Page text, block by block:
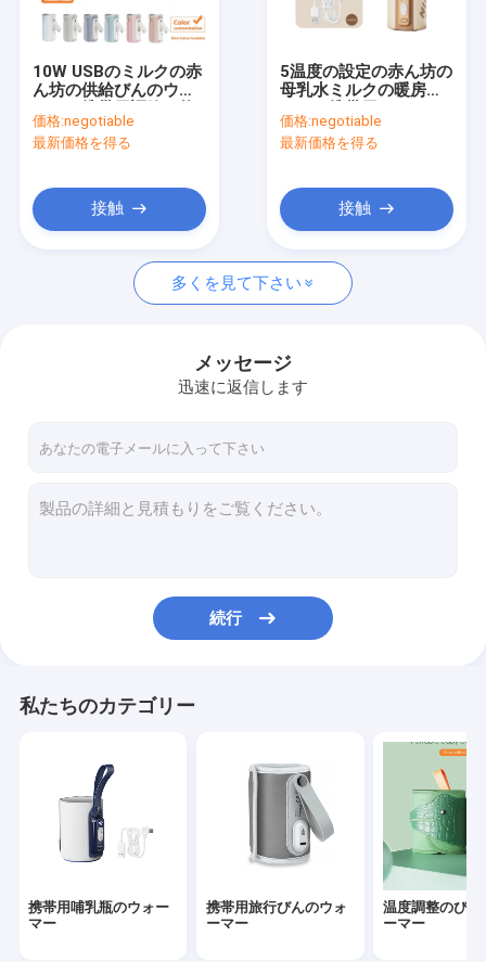
工場旅行
私達に連絡しなさい
ニュース
場合
携帯用哺乳瓶のウォーマー
温度調整のびんのウォーマー
フリップ帽子の哺乳瓶
ベビーバスブラシ
ベビー スプーン と フォーク
ナイトアンドデイ・シューシファー
スリップキャップシッピカップ
10W USBのミルクの赤
ん坊の供給びんのウォ
な温度
価格:negotiable
最新価格を得る
接触
5温度の設定の赤ん坊の
母乳水ミルクの暖房の
ォーマー
価格:negotiable
最新価格を得る
接触
多くを見て下さい
メッセージ
迅速に返信します
続行
私たちのカテゴリー
携帯用哺乳瓶のウォー
マー
携帯用旅行びんのウォ
ーマー
温度調整のびん
ーマー